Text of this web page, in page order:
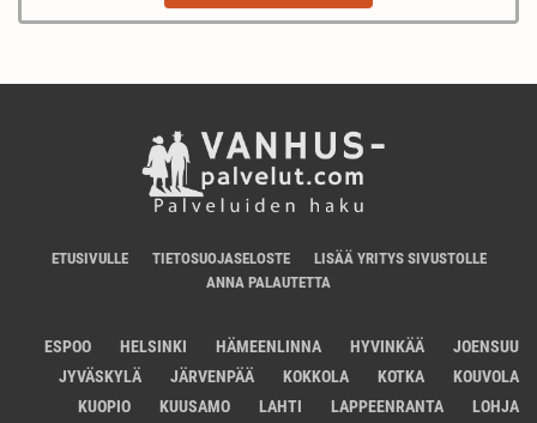
ETUSIVULLE TIETOSUOJASELOSTE
LISÄÄ YRITYS SIVUSTOLLE
ANNA PALAUTETTA
ESPOO HELSINKI HÄMEENLINNA HYVINKÄÄ
JOENSUU
JYVÄSKYLÄ
JÄRVENPÄÄ KOKKOLA KOTKA
KOUVOLA
KUOPIO
KUUSAMO LAHTI LAPPEENRANTA
LOHJA